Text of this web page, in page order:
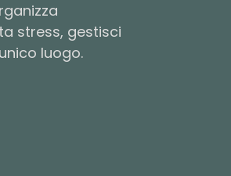
stress, gestisci
luogo.